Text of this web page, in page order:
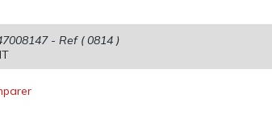
- Ref (0814)